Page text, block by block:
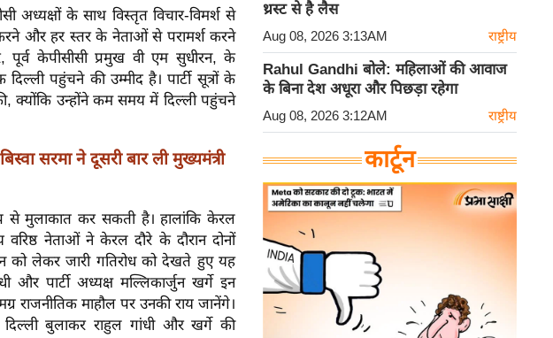
अध्यक्षों के साथ विस्तृत विचार-विमर्श से
करने और हर स्तर के नेताओं से परामर्श करने
पूर्व केपीसीसी प्रमुख वी एम सुधीरन, के
पहुंचने की उम्मीद है। पार्टी सूत्रों के
क्योंकि उन्होंने कम समय में दिल्ली पहुंचने
सरमा ने दूसरी बार ली मुख्यमंत्री
से मुलाकात कर सकती है। हालांकि केरल
नेताओं ने केरल दौरे के दौरान दोनों
को लेकर जारी गतिरोध को देखते हुए यह
और पार्टी अध्यक्ष मल्लिकार्जुन खर्गे इन
माहौल पर उनकी राय जानेंगे।
दिल्ली बुलाकर राहुल गांधी और खर्गे की
थ्रस्ट से है लैस
Aug 08, 2026 3:13AM राष्ट्रीय
Rahul Gandhi बोले: महिलाओं की आवाज
के बिना देश अधूरा और पिछड़ा रहेगा
Aug 08, 2026 3:12AM राष्ट्रीय
कार्टून